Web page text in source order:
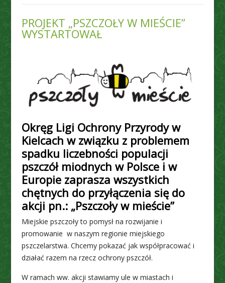
PROJEKT „PSZCZOŁY W MIEŚCIE”
WYSTARTOWAŁ
Okręg Ligi Ochrony Przyrody w
Kielcach w związku z problemem
spadku liczebności populacji
pszczół miodnych w Polsce i w
Europie zaprasza wszystkich
chętnych do przyłączenia się do
akcji pn.: „Pszczoły w mieście”
Miejskie pszczoły to pomysł na rozwijanie i
promowanie w naszym regionie miejskiego
pszczelarstwa. Chcemy pokazać jak współpracować i
działać razem na rzecz ochrony pszczół.
W ramach ww. akcji stawiamy ule w miastach i